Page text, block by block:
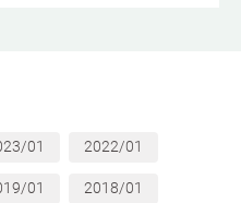
01 2022/01
01 2018/01